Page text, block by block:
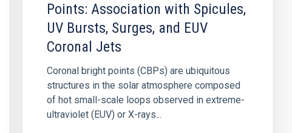
Points: Association with Spicules,
UV Bursts, Surges, and EUV
Coronal Jets
Coronal bright points (CBPs) are ubiquitous
structures in the solar atmosphere composed
of hot small-scale loops observed in extreme-
ultraviolet (EUV) or X-rays...